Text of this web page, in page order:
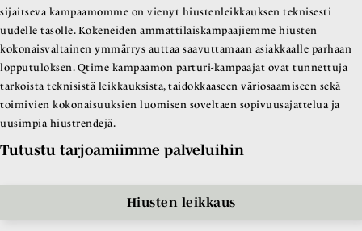
sijaitseva kampaamomme on vienyt hiustenleikkauksen teknisesti
uudelle tasolle. Kokeneiden ammattilaiskampaajiemme hiusten
kokonaisvaltainen ymmärrys auttaa saavuttamaan asiakkaalle parhaan
lopputuloksen. Qtime kampaamon parturi-kampaajat ovat tunnettuja
tarkoista teknisistä leikkauksista, taidokkaaseen väriosaamiseen sekä
toimivien kokonaisuuksien luomisen soveltaen sopivuusajattelua ja
uusimpia hiustrendejä.
Tutustu tarjoamiimme palveluihin
Hiusten leikkaus